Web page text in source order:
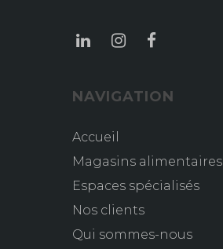
NAVIGATION
Accueil
Magasins alimentaires
Espaces spécialisés
Nos clients
Qui sommes-nous